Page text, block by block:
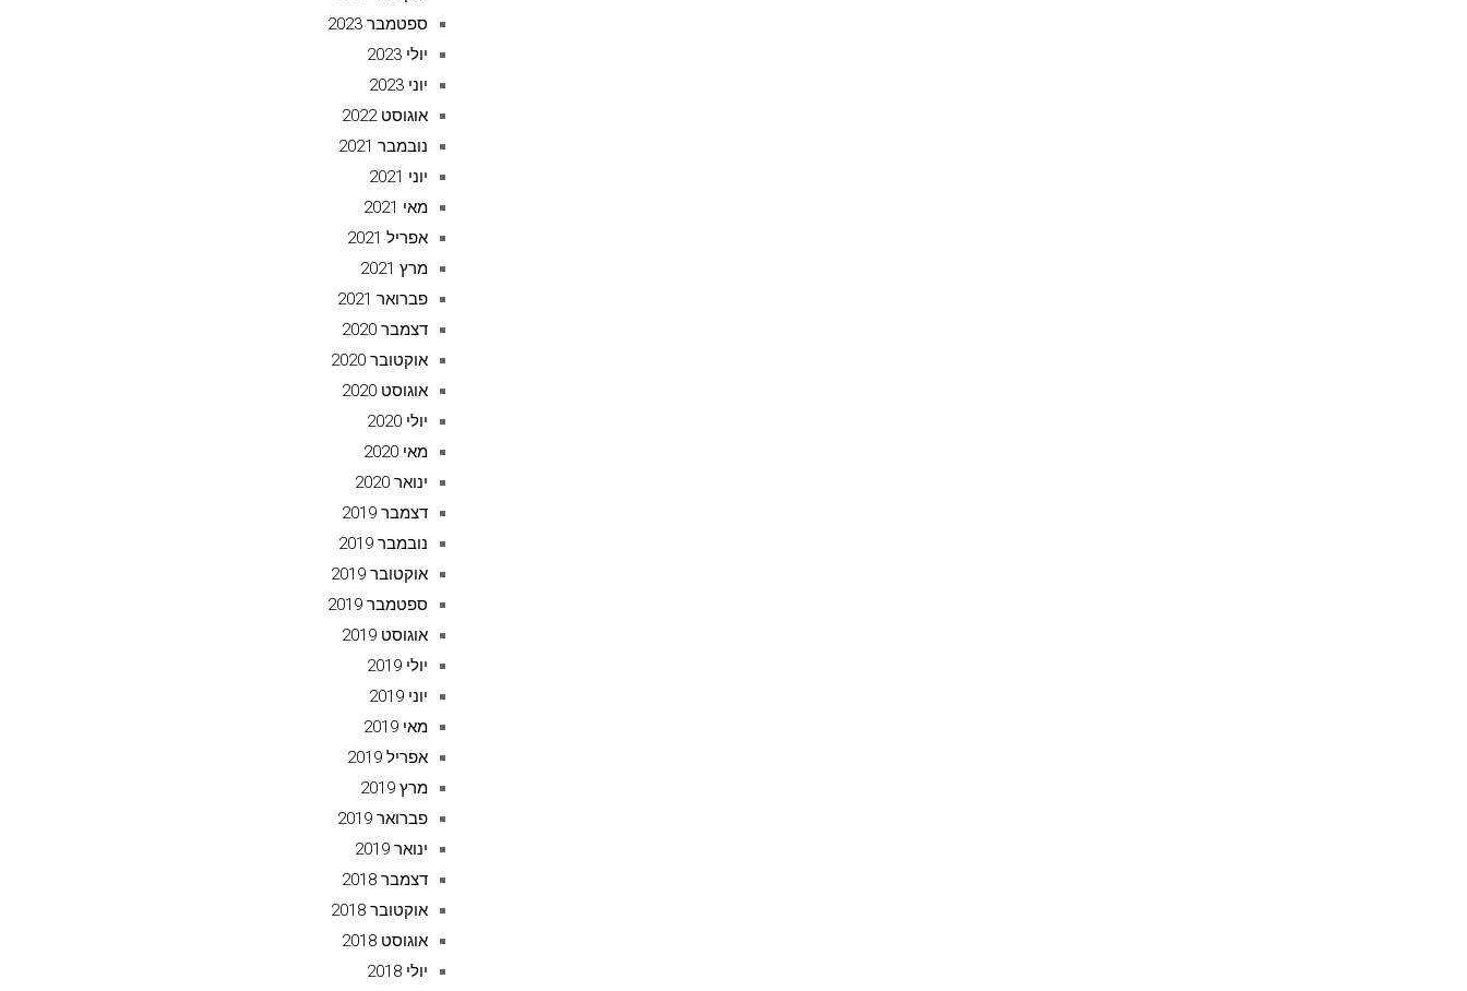
ספטמבר 2023
יולי 2023
יוני 2023
אוגוסט 2022
נובמבר 2021
יוני 2021
מאי 2021
אפריל 2021
מרץ 2021
פברואר 2021
דצמבר 2020
אוקטובר 2020
אוגוסט 2020
יולי 2020
מאי 2020
ינואר 2020
דצמבר 2019
נובמבר 2019
אוקטובר 2019
ספטמבר 2019
אוגוסט 2019
יולי 2019
יוני 2019
מאי 2019
אפריל 2019
מרץ 2019
פברואר 2019
ינואר 2019
דצמבר 2018
אוקטובר 2018
אוגוסט 2018
יולי 2018